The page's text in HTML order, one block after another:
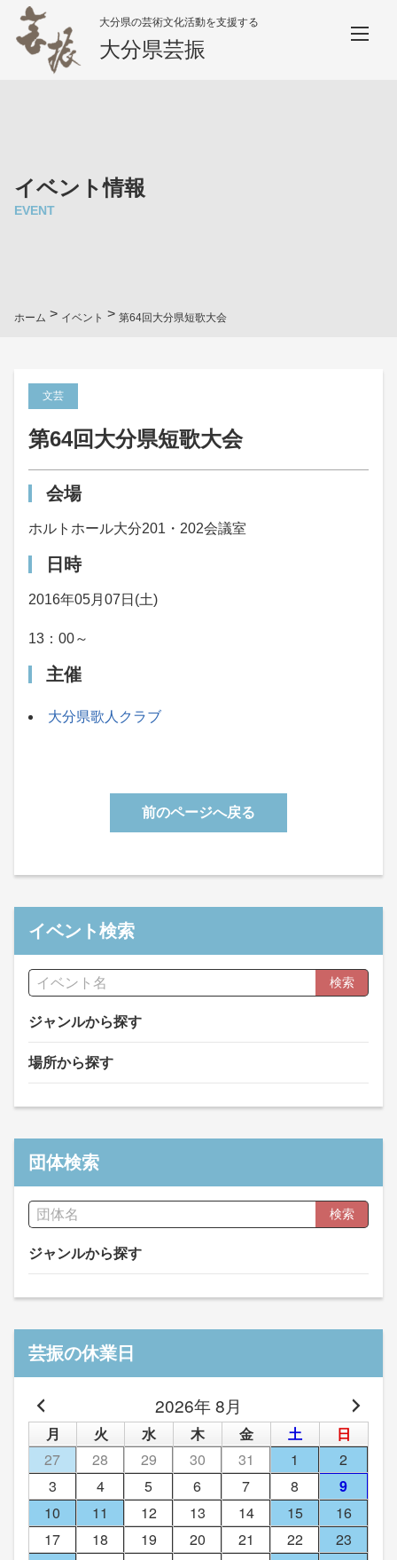
大分県の芸術文化活動を支援する
大分県芸振
イベント情報
EVENT
ホーム > イベント > 第64回大分県短歌大会
文芸
第64回大分県短歌大会
会場
ホルトホール大分201・202会議室
日時
2016年05月07日(土)
13：00～
主催
大分県歌人クラブ
前のページへ戻る
イベント検索
検索
ジャンルから探す
場所から探す
団体検索
検索
ジャンルから探す
芸振の休業日
2026年 8月
月 火 水 木 金 土
日
27
28 29 30 31 1
2
3
4 5 6 7 8
9
10
11 12 13 14 15
16
17
18 19 20 21 22
23